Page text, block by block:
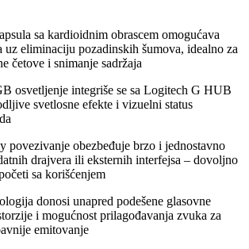
sa kardioidnim obrascem omogućava
uz eliminaciju pozadinskih šumova, idealno za
četove i snimanje sadržaja
osvetljenje integriše se sa Logitech G HUB
svetlosne efekte i vizuelni status
povezivanje obezbeđuje brzo i jednostavno
drajvera ili eksternih interfejsa – dovoljno
sa korišćenjem
donosi unapred podešene glasovne
i mogućnost prilagođavanja zvuka za
emitovanje